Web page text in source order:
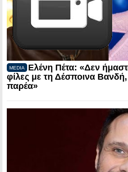
MEDIA
Ελένη Πέτα: «Δεν
φίλες με τη Δέσποινα
παρέα»